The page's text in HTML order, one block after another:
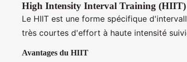
High Intensity Interval Training
Le HIIT est une forme spécifique
très courtes d'effort à haute intensité
Avantages du HIIT